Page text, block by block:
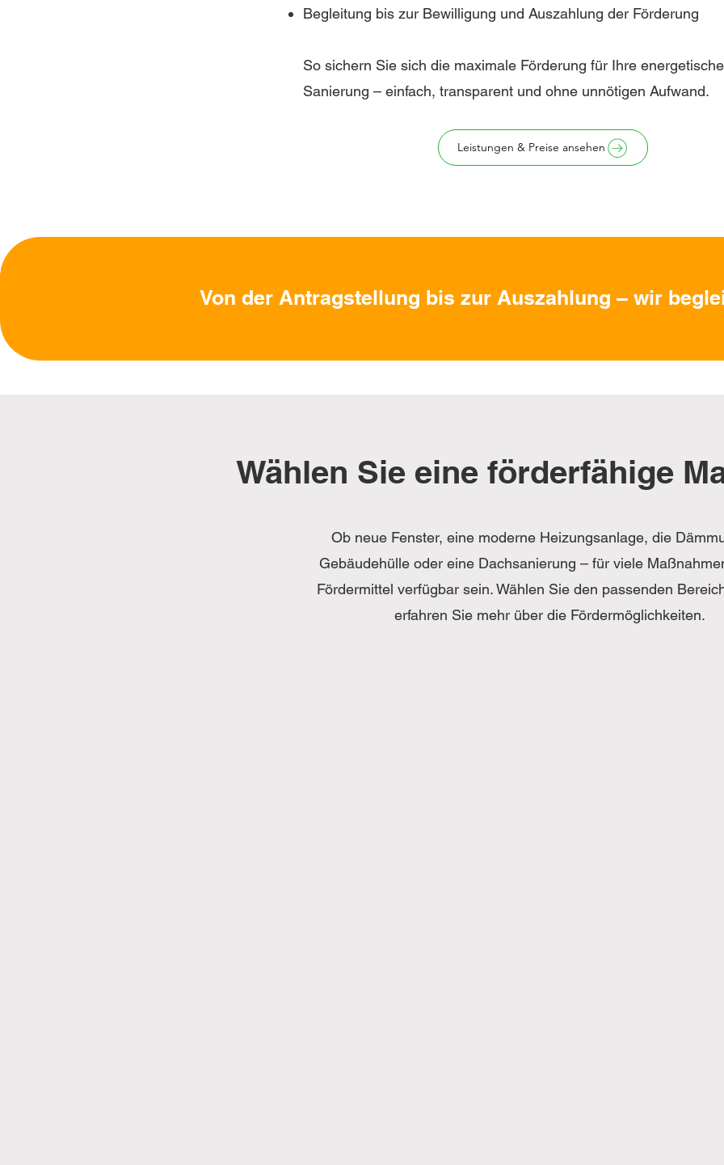
Begleitung bis zur Bewilligung und Auszahlung der Förderung
So sichern Sie sich die maximale Förderung für Ihre energetische
Sanierung – einfach, transparent und ohne unnötigen Aufwand.
Leistungen & Preise ansehen
Von der Antragstellung bis zur Auszahlung – wir
Wählen Sie eine förderfähige
Ob neue Fenster, eine moderne Heizungsanlage, die
Gebäudehülle oder eine Dachsanierung – für viele
Fördermittel verfügbar sein. Wählen Sie den passenden
erfahren Sie mehr über die Fördermöglichkeiten.